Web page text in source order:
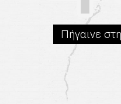
Πήγαινε